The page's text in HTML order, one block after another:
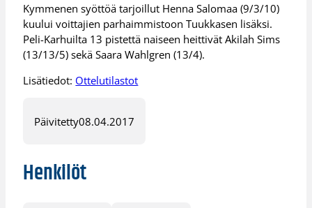
Kymmenen syöttöä tarjoillut Henna Salomaa (9/3/10)
kuului voittajien parhaimmistoon Tuukkasen lisäksi.
Peli-Karhuilta 13 pistettä naiseen heittivät Akilah Sims
(13/13/5) sekä Saara Wahlgren (13/4).
Lisätiedot: Ottelutilastot
Päivitetty08.04.2017
Henkilöt